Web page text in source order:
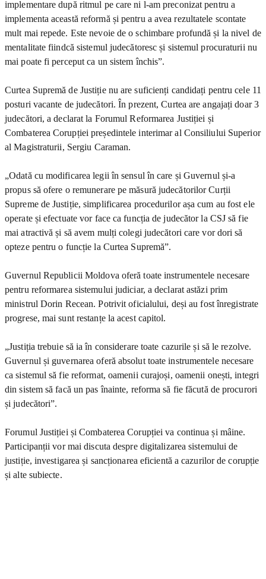
implementare după ritmul pe care ni l-am preconizat pentru a
implementa această reformă și pentru a avea rezultatele scontate
mult mai repede. Este nevoie de o schimbare profundă și la nivel de
mentalitate fiindcă sistemul judecătoresc și sistemul procuraturii nu
mai poate fi perceput ca un sistem închis”.
Curtea Supremă de Justiție nu are suficienți candidați pentru cele 11
posturi vacante de judecători. În prezent, Curtea are angajați doar 3
judecători, a declarat la Forumul Reformarea Justiției și
Combaterea Corupției președintele interimar al Consiliului Superior
al Magistraturii, Sergiu Caraman.
„Odată cu modificarea legii în sensul în care și Guvernul și-a
propus să ofere o remunerare pe măsură judecătorilor Curții
Supreme de Justiție, simplificarea procedurilor așa cum au fost ele
operate și efectuate vor face ca funcția de judecător la CSJ să fie
mai atractivă și să avem mulți colegi judecători care vor dori să
opteze pentru o funcție la Curtea Supremă”.
Guvernul Republicii Moldova oferă toate instrumentele necesare
pentru reformarea sistemului judiciar, a declarat astăzi prim
ministrul Dorin Recean. Potrivit oficialului, deși au fost înregistrate
progrese, mai sunt restanțe la acest capitol.
„Justiția trebuie să ia în considerare toate cazurile și să le rezolve.
Guvernul și guvernarea oferă absolut toate instrumentele necesare
ca sistemul să fie reformat, oamenii curajoși, oamenii onești, integri
din sistem să facă un pas înainte, reforma să fie făcută de procurori
și judecători”.
Forumul Justiției și Combaterea Corupției va continua și mâine.
Participanții vor mai discuta despre digitalizarea sistemului de
justiție, investigarea și sancționarea eficientă a cazurilor de corupție
și alte subiecte.